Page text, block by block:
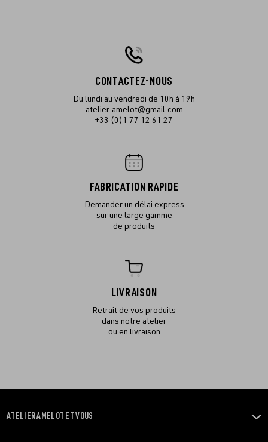
CONTACTEZ-NOUS
Du lundi au vendredi de 10h à 19h
atelier.amelot@gmail.com
+33 (0)1 77 12 61 27
FABRICATION RAPIDE
Demander un délai express
sur une large gamme
de produits
LIVRAISON
Retrait de vos produits
dans notre atelier
ou en livraison
OUVRIR
LE
ATELIER AMELOT ET VOUS